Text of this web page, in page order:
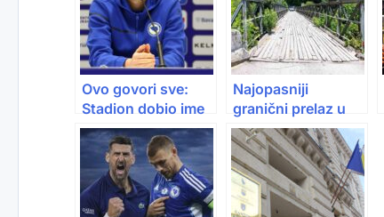
Ovo govori sve:
Stadion dobio ime
po Džeki
Najopasniji
granični prelaz u
Evropi? Šćepan
Polje je “most iz
filma”, a novi bi se
mogao graditi do
2026.